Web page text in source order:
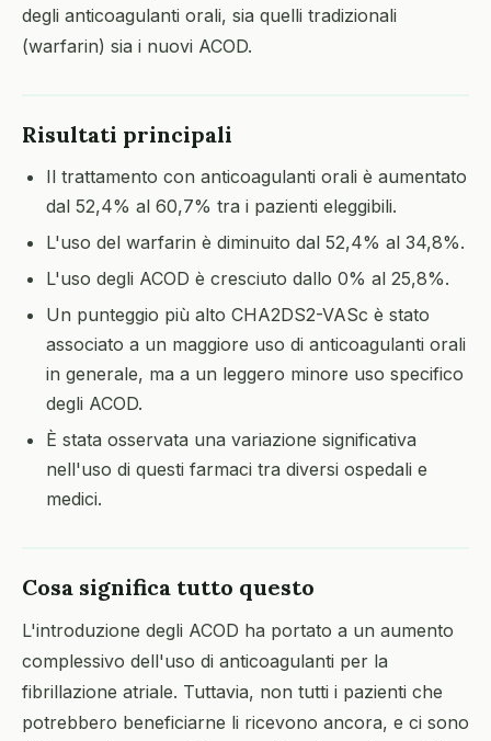
degli anticoagulanti orali, sia quelli tradizionali
(warfarin) sia i nuovi ACOD.
Risultati principali
Il trattamento con anticoagulanti orali è aumentato
dal 52,4% al 60,7% tra i pazienti eleggibili.
L'uso del warfarin è diminuito dal 52,4% al 34,8%.
L'uso degli ACOD è cresciuto dallo 0% al 25,8%.
Un punteggio più alto CHA2DS2-VASc è stato
associato a un maggiore uso di anticoagulanti orali
in generale, ma a un leggero minore uso specifico
degli ACOD.
È stata osservata una variazione significativa
nell'uso di questi farmaci tra diversi ospedali e
medici.
Cosa significa tutto questo
L'introduzione degli ACOD ha portato a un aumento
complessivo dell'uso di anticoagulanti per la
fibrillazione atriale. Tuttavia, non tutti i pazienti che
potrebbero beneficiarne li ricevono ancora, e ci sono